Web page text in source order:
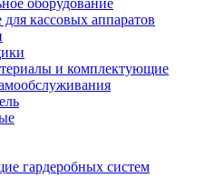
оборудование
кассовых аппаратов
и комплектующие
гардеробных систем